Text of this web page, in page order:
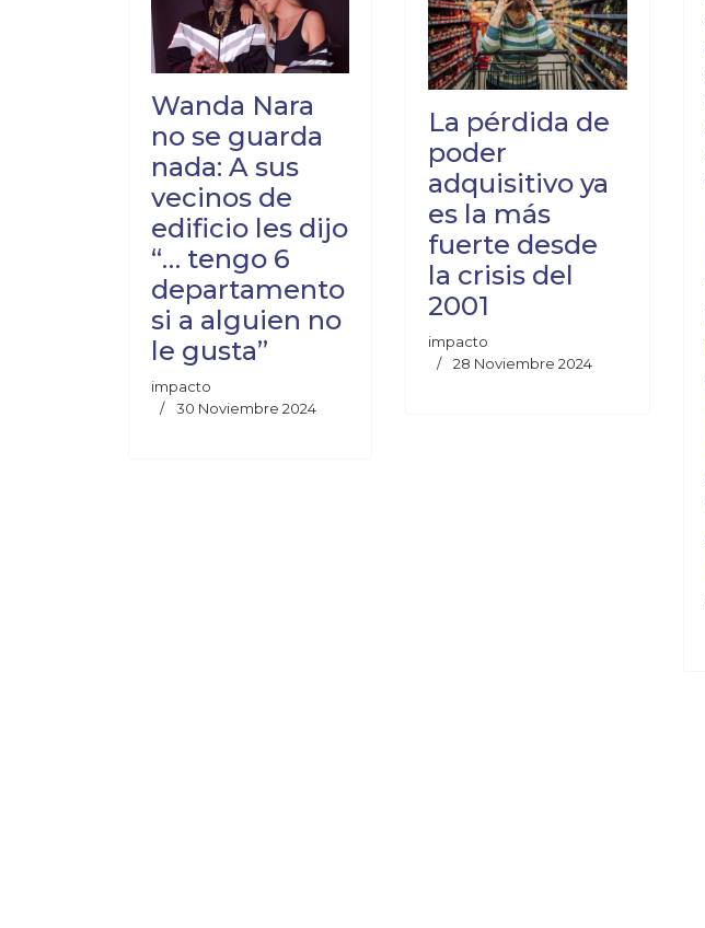
Wanda Nara
no se guarda
nada: A sus
vecinos de
edificio les dijo
“… tengo 6
departamento
si a alguien no
le gusta”
impacto
30 Noviembre 2024
La pérdida de
poder
adquisitivo ya
es la más
fuerte desde
la crisis del
2001
impacto
28 Noviembre 2024